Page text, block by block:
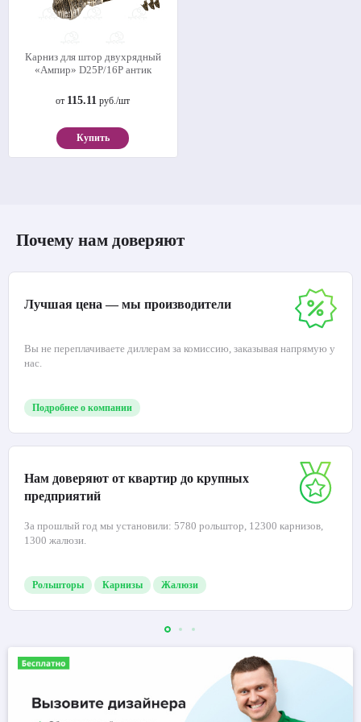
Карниз для штор двухрядный
«Ампир» D25Р/16Р антик
от 115.11 руб./шт
Купить
Почему нам доверяют
Лучшая цена — мы производители
Вы не переплачиваете диллерам за комиссию, заказывая напрямую у
нас.
Подробнее о компании
Нам доверяют от квартир до крупных
предприятий
За прошлый год мы установили: 5780 рольштор, 12300 карнизов,
1300 жалюзи.
Рольшторы Карнизы Жалюзи